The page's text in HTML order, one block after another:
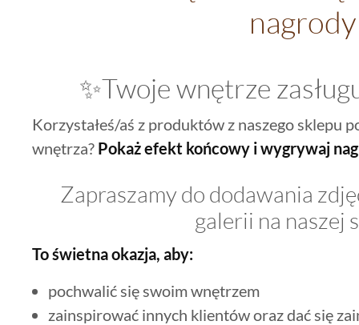
✨Twoje wnętrze
Korzystałeś/aś z produktów z naszego sklepu
wnętrza? Pokaż efekt końcowy i wygrywaj
Zapraszamy do dodawania
galerii na naszej
To świetna okazja, aby:
pochwalić się swoim wnętrzem
zainspirować innych klientów oraz dać się